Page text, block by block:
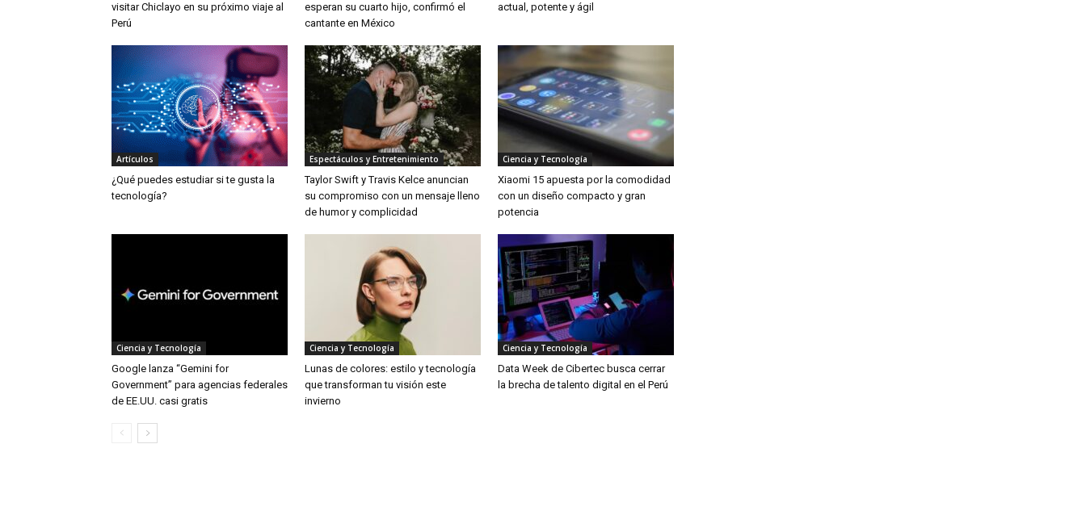
visitar Chiclayo en su próximo viaje al
Perú
esperan su cuarto hijo, confirmó el
cantante en México
actual, potente y ágil
Artículos
¿Qué puedes estudiar si te gusta la
tecnología?
Espectáculos y Entretenimiento
Taylor Swift y Travis Kelce anuncian
su compromiso con un mensaje lleno
de humor y complicidad
Ciencia y Tecnología
Xiaomi 15 apuesta por la comodidad
con un diseño compacto y gran
potencia
Ciencia y Tecnología
Google lanza “Gemini for
Government” para agencias federales
de EE.UU. casi gratis
Ciencia y Tecnología
Lunas de colores: estilo y tecnología
que transforman tu visión este
invierno
Ciencia y Tecnología
Data Week de Cibertec busca cerrar
la brecha de talento digital en el Perú